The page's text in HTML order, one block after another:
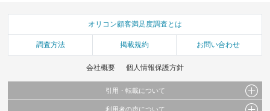
オリコン顧客満足度調査とは
調査方法 掲載規約 お問い合わせ
会社概要 個人情報保護方針
引用・転載について
利用者の声について